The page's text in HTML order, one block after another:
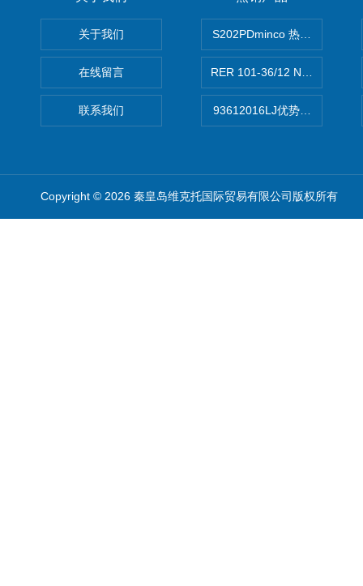
关于我们
在线留言
联系我们
S202PDminco 热电阻
RER 101-36/12 NHH离心
93612016LJ优势供应美国
Copyright © 2026 秦皇岛维克托国际贸易有限公司版权所有